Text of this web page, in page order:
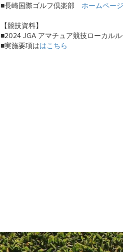
■長崎国際ゴルフ倶楽部 ホームページ
【競技資料】
■2024 JGA アマチュア競技ローカル
■実施要項ははこちら